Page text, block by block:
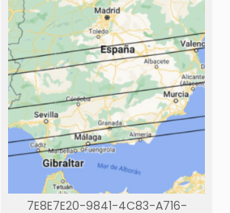
7E8E7E20-9841-4C83-A716-